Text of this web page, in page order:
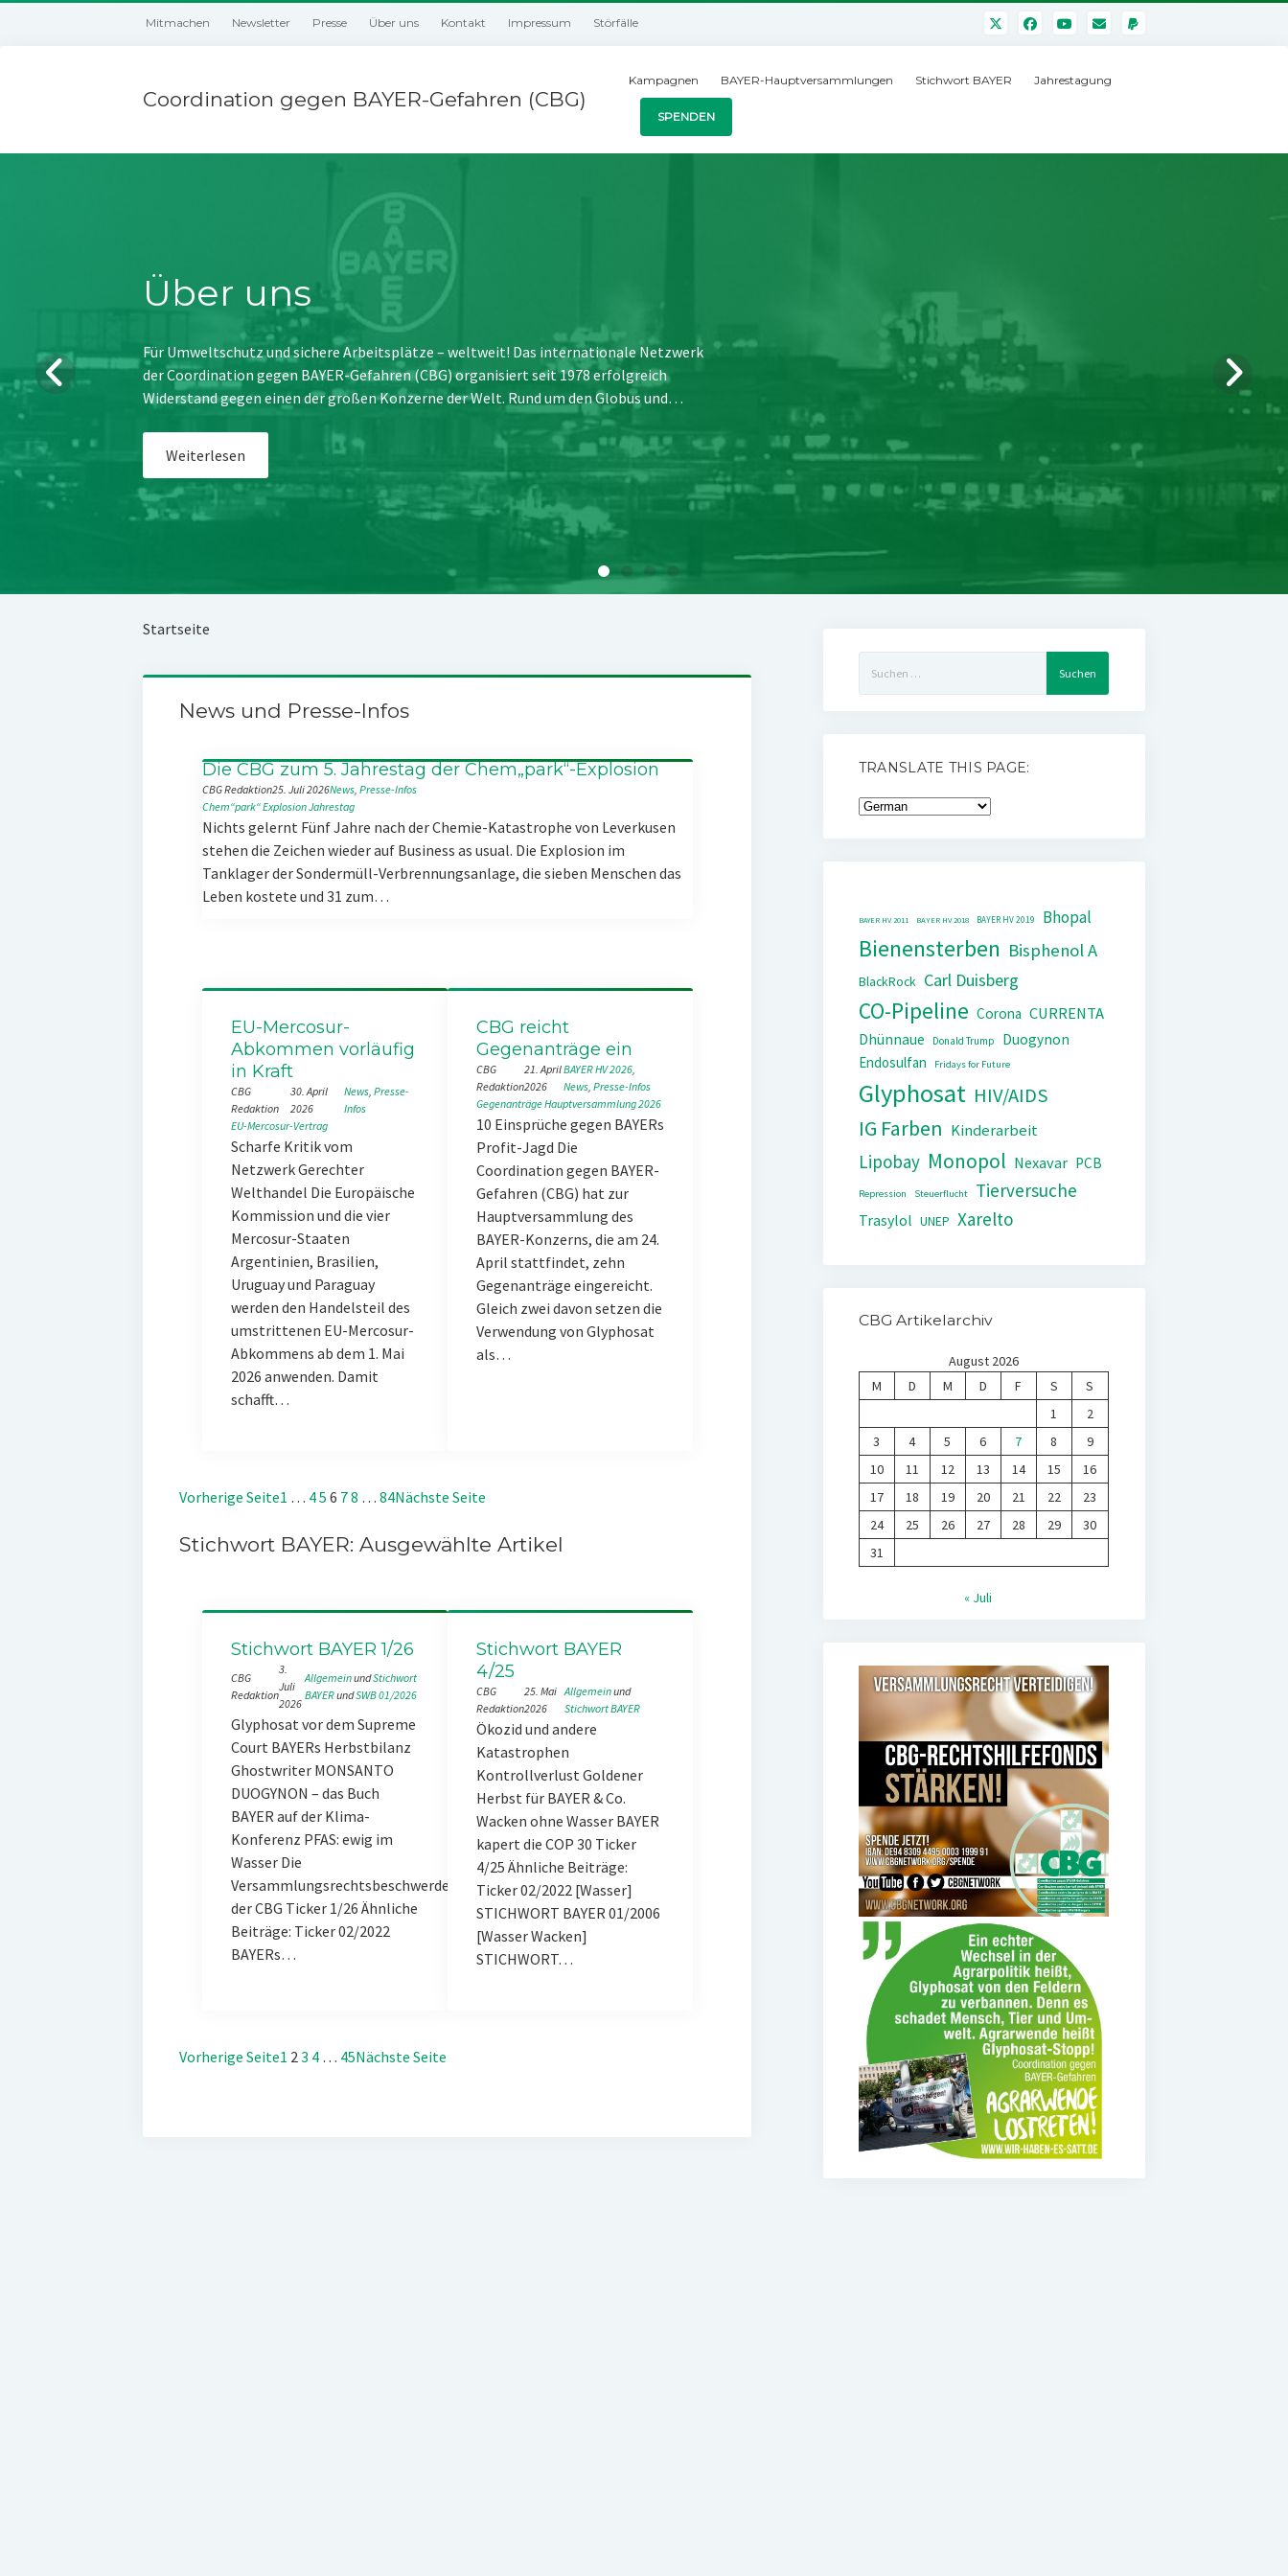
Mitmachen Newsletter Presse Über uns Kontakt Impressum Störfälle
Coordination gegen BAYER-Gefahren (CBG)
Kampagnen BAYER-Hauptversammlungen Stichwort BAYER Jahrestagung
SPENDEN
Über uns
Für Umweltschutz und sichere Arbeitsplätze – weltweit! Das internationale Netzwerk
der Coordination gegen BAYER-Gefahren (CBG) organisiert seit 1978 erfolgreich
Widerstand gegen einen der großen Konzerne der Welt. Rund um den Globus und…
Weiterlesen
Startseite
News und Presse-Infos
Die CBG zum 5. Jahrestag der Chem„park“-Explosion
CBG Redaktion25. Juli 2026News, Presse-Infos
Chem“park“ExplosionJahrestag
Nichts gelernt Fünf Jahre nach der Chemie-Katastrophe von Leverkusen
stehen die Zeichen wieder auf Business as usual. Die Explosion im
Tanklager der Sondermüll-Verbrennungsanlage, die sieben Menschen das
Leben kostete und 31 zum…
EU-Mercosur-
Abkommen vorläufig
in Kraft
CBG
Redaktion
30. April
2026
News, Presse-
Infos
EU-Mercosur-Vertrag
Scharfe Kritik vom
Netzwerk Gerechter
Welthandel Die Europäische
Kommission und die vier
Mercosur-Staaten
Argentinien, Brasilien,
Uruguay und Paraguay
werden den Handelsteil des
umstrittenen EU-Mercosur-
Abkommens ab dem 1. Mai
2026 anwenden. Damit
schafft…
CBG reicht
Gegenanträge ein
CBG
Redaktion
21. April
2026
BAYER HV 2026
News, Presse-Infos
GegenanträgeHauptversammlung 2026
10 Einsprüche gegen BAYERs
Profit-Jagd Die
Coordination gegen BAYER-
Gefahren (CBG) hat zur
Hauptversammlung des
BAYER-Konzerns, die am 24.
April stattfindet, zehn
Gegenanträge eingereicht.
Gleich zwei davon setzen die
Verwendung von Glyphosat
als…
Vorherige Seite1 … 45 6 78 … 84Nächste Seite
Stichwort BAYER: Ausgewählte Artikel
Stichwort BAYER 1/26
CBG
Redaktion
3.
Juli
2026
Allgemein und Stichwort
BAYER und SWB 01/2026
Glyphosat vor dem Supreme
Court BAYERs Herbstbilanz
Ghostwriter MONSANTO
DUOGYNON – das Buch
BAYER auf der Klima-
Konferenz PFAS: ewig im
Wasser Die
Versammlungsrechtsbeschwerde
der CBG Ticker 1/26 Ähnliche
Beiträge: Ticker 02/2022
BAYERs…
Stichwort BAYER
4/25
CBG
Redaktion
25. Mai
2026
Allgemein
und
Stichwort BAYER
Ökozid und andere
Katastrophen
Kontrollverlust Goldener
Herbst für BAYER & Co.
Wacken ohne Wasser BAYER
kapert die COP 30 Ticker
4/25 Ähnliche Beiträge:
Ticker 02/2022 [Wasser]
STICHWORT BAYER 01/2006
[Wasser Wacken]
STICHWORT…
Vorherige Seite1 2 3 4 … 45Nächste Seite
nach:
TRANSLATE THIS PAGE:
BAYER HV 2011 BAYER HV 2018 BAYER HV 2019 Bhopal
Bienensterben Bisphenol A
BlackRock Carl Duisberg
CO-Pipeline Corona CURRENTA
Dhünnaue Donald Trump
Duogynon
Endosulfan
Fridays for Future
Glyphosat HIV/AIDS
IG Farben Kinderarbeit
Lipobay Monopol Nexavar PCB
Repression Steuerflucht Tierversuche
Trasylol UNEP Xarelto
CBG Artikelarchiv
August 2026
M
D M D F S
S
1
2
3
4 5 6 7 8
9
10
11 12 13 14 15
16
17
18 19 20 21 22
23
24
25 26 27 28 29
30
31
« Juli